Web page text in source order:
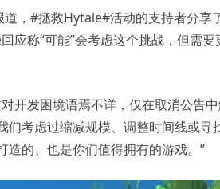
，#拯救Hytale#活动的支持者分
应称“可能”会考虑这个挑战，但需
开发困境语焉不详，仅在取消公告
们考虑过缩减规模、调整时间线或
造的、也是你们值得拥有的游戏。”